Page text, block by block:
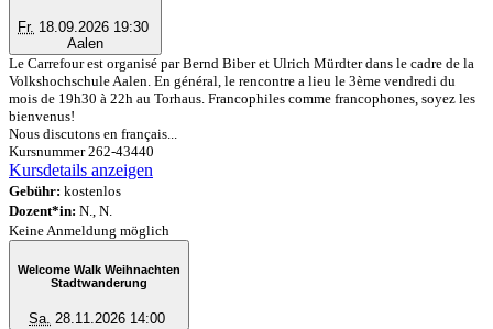
Fr. 18.09.2026 19:30
Aalen
Le Carrefour est organisé par Bernd Biber et Ulrich Mürdter dans le cadre de la
Volkshochschule Aalen. En général, le rencontre a lieu le 3ème vendredi du
mois de 19h30 à 22h au Torhaus. Francophiles comme francophones, soyez les
bienvenus!
Nous discutons en français...
Kursnummer 262-43440
Kursdetails anzeigen
Gebühr: kostenlos
Dozent*in: N., N.
Keine Anmeldung möglich
Welcome Walk Weihnachten
Stadtwanderung
Sa. 28.11.2026 14:00